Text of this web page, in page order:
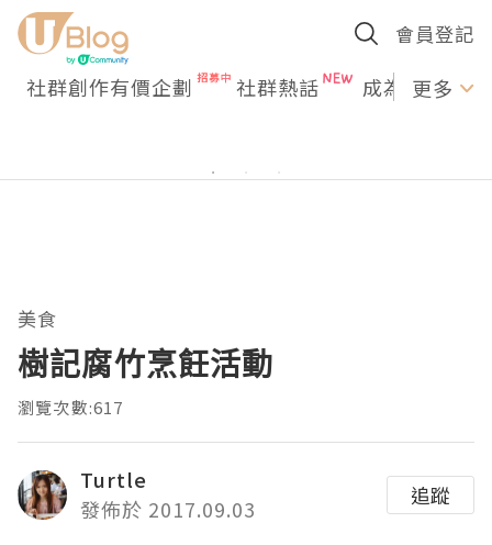
會員登記
社群創作有價企劃 社群熱話 成為U更多
美食
樹記腐竹烹飪活動
瀏覽次數:617
Turtle
發佈於 2017.09.03
追蹤